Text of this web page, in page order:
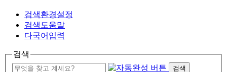
검색환경설정
검색도움말
다국어입력
검색
검색